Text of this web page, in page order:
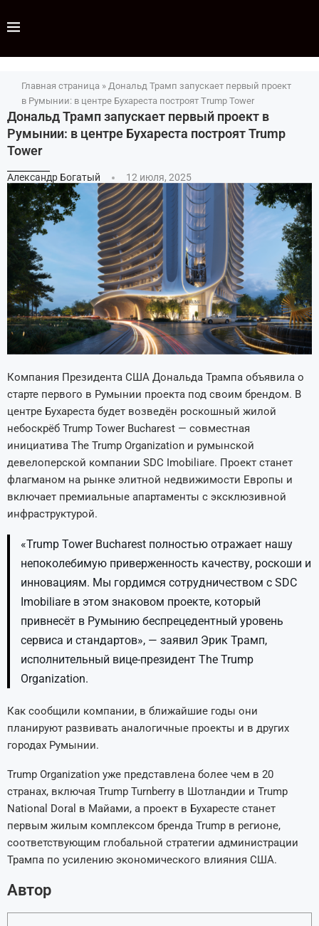
Главная страница » Дональд Трамп запускает первый проект
в Румынии: в центре Бухареста построят Trump Tower
Дональд Трамп запускает первый проект в
Румынии: в центре Бухареста построят Trump
Tower
Александр Богатый 12 июля, 2025
Компания Президента США Дональда Трампа объявила о
старте первого в Румынии проекта под своим брендом. В
центре Бухареста будет возведён роскошный жилой
небоскрёб Trump Tower Bucharest — совместная
инициатива The Trump Organization и румынской
девелоперской компании SDC Imobiliare. Проект станет
флагманом на рынке элитной недвижимости Европы и
включает премиальные апартаменты с эксклюзивной
инфраструктурой.
«Trump Tower Bucharest полностью отражает нашу
непоколебимую приверженность качеству, роскоши и
инновациям. Мы гордимся сотрудничеством с SDC
Imobiliare в этом знаковом проекте, который
привнесёт в Румынию беспрецедентный уровень
сервиса и стандартов», — заявил Эрик Трамп,
исполнительный вице-президент The Trump
Organization.
Как сообщили компании, в ближайшие годы они
планируют развивать аналогичные проекты и в других
городах Румынии.
Trump Organization уже представлена более чем в 20
странах, включая Trump Turnberry в Шотландии и Trump
National Doral в Майами, а проект в Бухаресте станет
первым жилым комплексом бренда Trump в регионе,
соответствующим глобальной стратегии администрации
Трампа по усилению экономического влияния США.
Автор